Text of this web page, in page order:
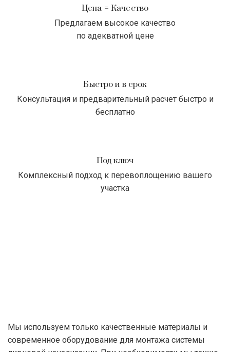
Цена = Качество
Предлагаем высокое качество
по адекватной цене
Быстро и в срок
Консультация и предварительный расчет быстро и
бесплатно
Под ключ
Комплексный подход к перевоплощению вашего
участка
Мы используем только качественные материалы и
современное оборудование для монтажа системы